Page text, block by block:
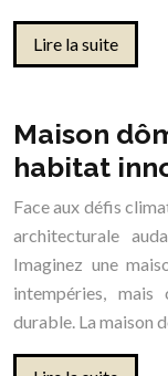
Lire la suite
Maison
habitat
Face aux défis
architecturale
Imaginez une
intempéries,
durable. La maison